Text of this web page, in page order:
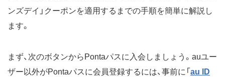
ンズデイ」クーポンを適用するまでの手順を簡単に解説し
ます。
まず、次のボタンからPontaパスに入会しましょう。auユー
ザー以外がPontaパスに会員登録するには、事前に「 au ID